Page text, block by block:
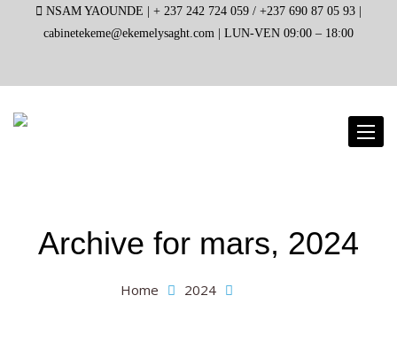
NSAM YAOUNDE | + 237 242 724 059 / +237 690 87 05 93 |
cabinetekeme@ekemelysaght.com | LUN-VEN 09:00 – 18:00
Archive for mars, 2024
Home 2024